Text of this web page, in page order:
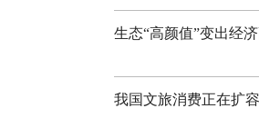
生态“高颜值”变出经
我国文旅消费正在扩